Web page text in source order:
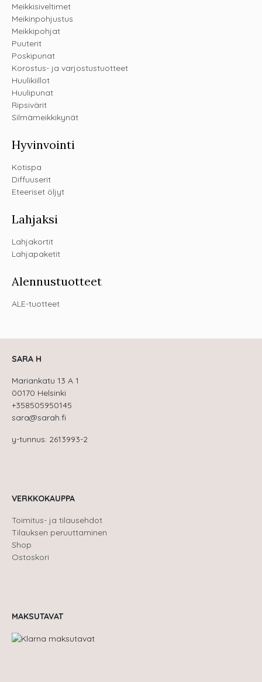
Meikkisiveltimet
Meikinpohjustus
Meikkipohjat
Puuterit
Poskipunat
Korostus- ja varjostustuotteet
Huulikiillot
Huulipunat
Ripsivärit
Silmämeikkikynät
Hyvinvointi
Kotispa
Diffuuserit
Eteeriset öljyt
Lahjaksi
Lahjakortit
Lahjapaketit
Alennustuotteet
ALE-tuotteet
SARA H
Mariankatu 13 A 1
00170 Helsinki
+358505950145
sara@sarah.fi
y-tunnus: 2613993-2
VERKKOKAUPPA
Toimitus- ja tilausehdot
Tilauksen peruuttaminen
Shop
Ostoskori
MAKSUTAVAT